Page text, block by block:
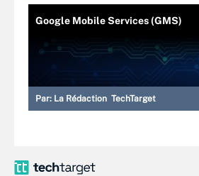
Google Mobile Services (GMS)
Par: La Rédaction TechTarget